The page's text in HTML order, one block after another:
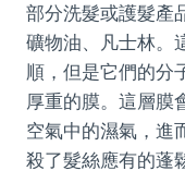
部分洗髮或護髮產
礦物油、凡士林。
順，但是它們的分
厚重的膜。這層膜
空氣中的濕氣，進
殺了髮絲應有的蓬